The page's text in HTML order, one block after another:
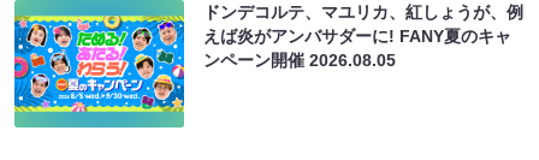
ドンデコルテ、マユリカ、紅しょうが、例
えば炎がアンバサダーに! FANY夏のキャ
ンペーン開催2026.08.05